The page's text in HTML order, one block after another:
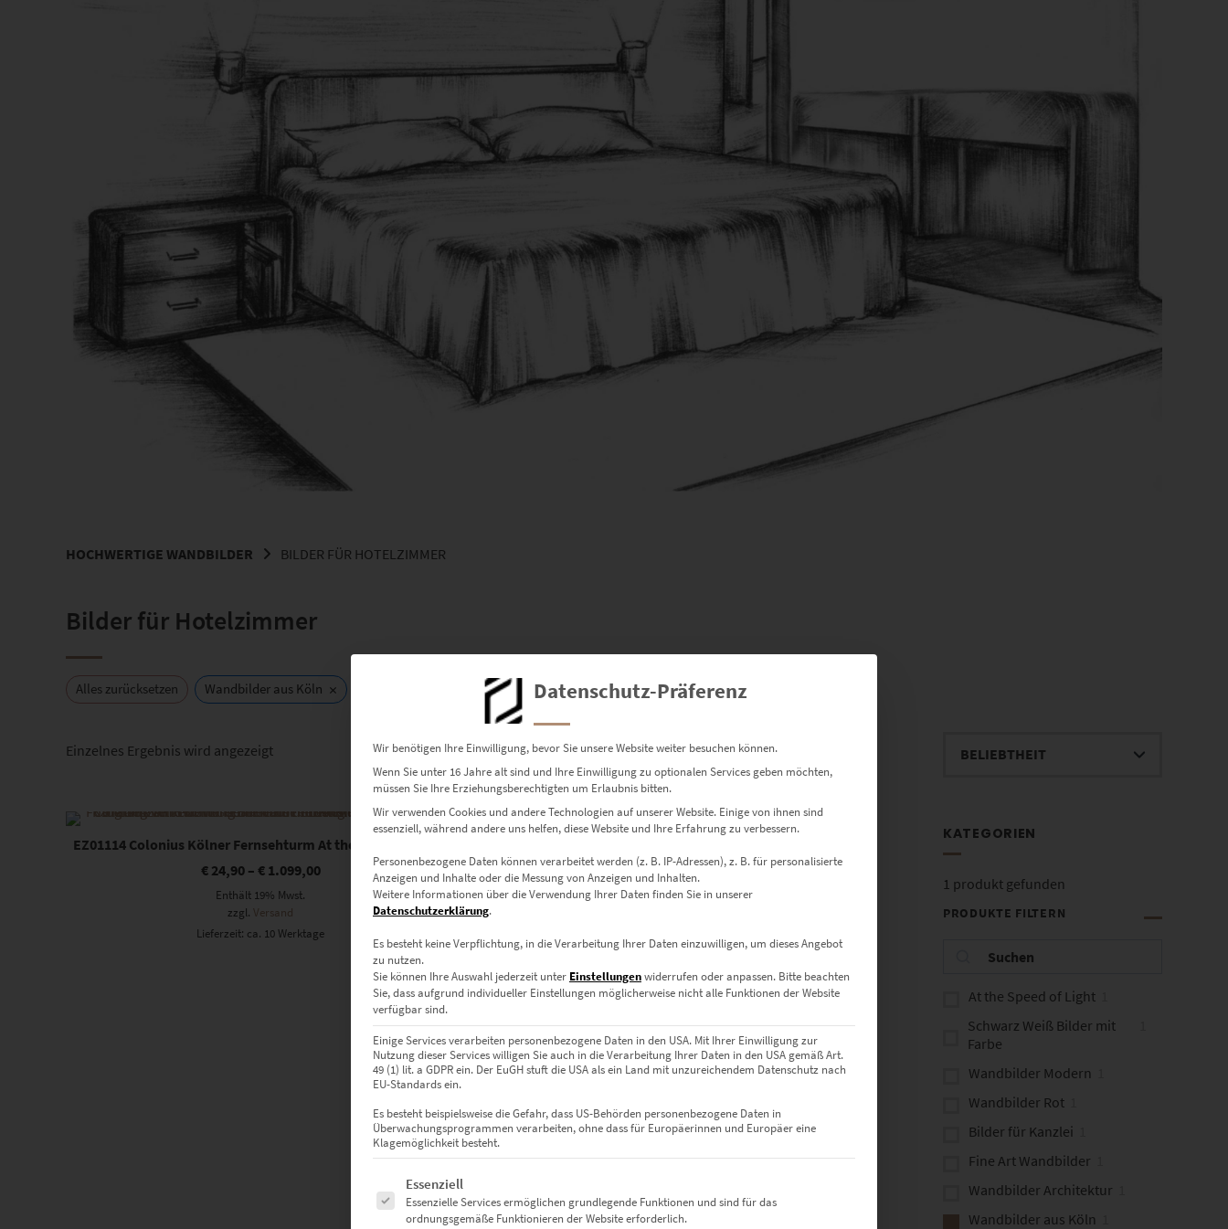
HOCHWERTIGE WANDBILDER BILDER FÜR HOTELZIMMER
Bilder für Hotelzimmer
Alles zurücksetzen Wandbilder aus Köln ×
Einzelnes Ergebnis wird angezeigt
Dieses Produkt weist mehrere Varianten auf. Die Optionen können auf der Produktseite gewählt werden
EZ01114 Colonius Kölner Fernsehturm At the Speed of Light
€24,90– €1.099,00
Enthält 19% Mwst.
zzgl.Versand
Lieferzeit: ca. 10 Werktage
KATEGORIEN
1 produkt gefunden
PRODUKTE FILTERN
At the Speed of Light
Schwarz Weiß Bilder mit
Farbe
Wandbilder Modern
Wandbilder Rot
Bilder für Kanzlei
Fine Art Wandbilder
Wandbilder Architektur
Wandbilder aus Köln
Datenschutz-Präferenz
Wir benötigen Ihre Einwilligung, bevor Sie unsere Website weiter besuchen können.
Wenn Sie unter 16 Jahre alt sind und Ihre Einwilligung zu optionalen Services geben möchten,
müssen Sie Ihre Erziehungsberechtigten um Erlaubnis bitten.
Wir verwenden Cookies und andere Technologien auf unserer Website. Einige von ihnen sind
essenziell, während andere uns helfen, diese Website und Ihre Erfahrung zu verbessern.
Personenbezogene Daten können verarbeitet werden (z. B. IP-Adressen), z. B. für personalisierte
Anzeigen und Inhalte oder die Messung von Anzeigen und Inhalten.
Weitere Informationen über die Verwendung Ihrer Daten finden Sie in unserer
Datenschutzerklärung.
Es besteht keine Verpflichtung, in die Verarbeitung Ihrer Daten einzuwilligen, um dieses Angebot
zu nutzen.
Sie können Ihre Auswahl jederzeit unter Einstellungenwiderrufen oder anpassen. Bitte beachten
Sie, dass aufgrund individueller Einstellungen möglicherweise nicht alle Funktionen der Website
verfügbar sind.
Einige Services verarbeiten personenbezogene Daten in den USA. Mit Ihrer Einwilligung zur
Nutzung dieser Services willigen Sie auch in die Verarbeitung Ihrer Daten in den USA gemäß Art.
49 (1) lit. a GDPR ein. Der EuGH stuft die USA als ein Land mit unzureichendem Datenschutz nach
EU-Standards ein.
Es besteht beispielsweise die Gefahr, dass US-Behörden personenbezogene Daten in
Überwachungsprogrammen verarbeiten, ohne dass für Europäerinnen und Europäer eine
Klagemöglichkeit besteht.
Es folgt eine Liste der Service-Gruppen, für die eine Einwilligung erteilt werden kann. Die erste Service-Gruppe ist essenziell und kann nicht
Essenziell
Essenzielle Services ermöglichen grundlegende Funktionen und sind für das
ordnungsgemäße Funktionieren der Website erforderlich.